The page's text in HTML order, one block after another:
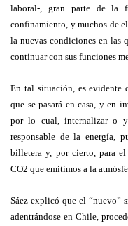
laboral-, gran parte de la
confinamiento, y muchos de
la nuevas condiciones en las
continuar con sus funciones
En tal situación, es evidente
que se pasará en casa, y en
por lo cual, internalizar o
responsable de la energía,
billetera y, por cierto, para
CO2 que emitimos a la
Sáez explicó que el “nuevo”
adentrándose en Chile,